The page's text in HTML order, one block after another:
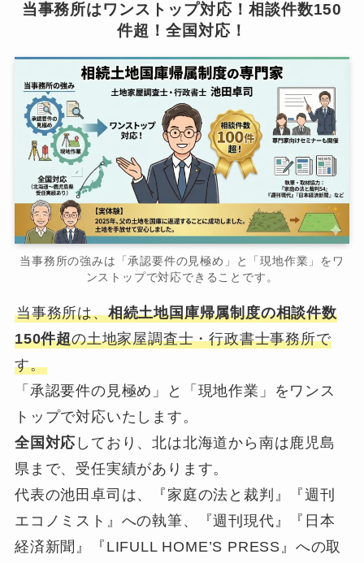
当事務所はワンストップ対応！相談件数150
件超！全国対応！
当事務所の強みは「承認要件の見極め」と「現地作業」をワ
ンストップで対応できることです。
当事務所は、相続土地国庫帰属制度の相談件数
150件超の土地家屋調査士・行政書士事務所で
す。
「承認要件の見極め」と「現地作業」をワンス
トップで対応いたします。
全国対応 しており、北は北海道から南は鹿児島
県まで、受任実績があります。
代表の池田卓司は、『家庭の法と裁判』『週刊
エコノミスト』への執筆、『週刊現代』『日本
経済新聞』『LIFULL HOME’S PRESS』への取